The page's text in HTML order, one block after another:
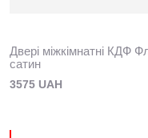
Двері міжкімнатні КДФ
сатин
3575 UAH